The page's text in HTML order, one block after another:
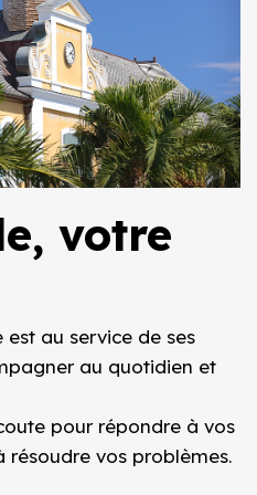
votre
au service de ses
au quotidien et
pour répondre à vos
résoudre vos problèmes.